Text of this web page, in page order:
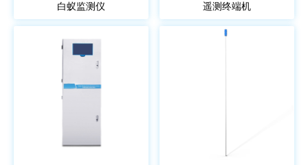
白蚁监测仪 遥测终端机